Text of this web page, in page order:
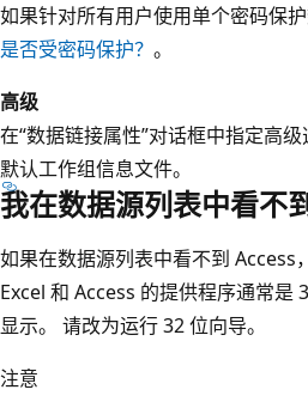
如果针对所有用户使用单个密码保
是否受密码保护？ 。
高级
在“数据链接属性”对话框中指定高
默认工作组信息文件。
我在数据源列表中看不
如果在数据源列表中看不到 Access
Excel 和 Access 的提供程序通常是
显示。 请改为运行 32 位向导。
注意